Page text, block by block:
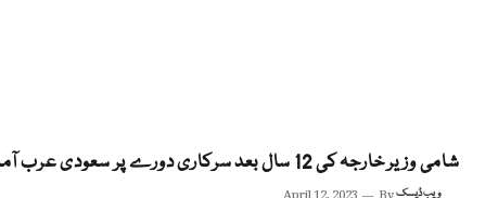
شامی وزیر خارجہ کی 12 سال بعد سرکاری دورے پر سعودی عرب آمد
ویب ڈیسک